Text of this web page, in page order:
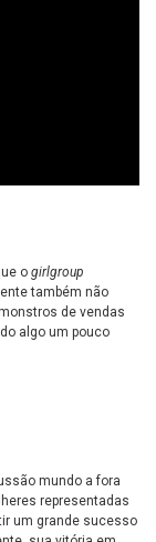
o girlgroup
também não
de vendas
algo um pouco
mundo a fora
representadas
um grande sucesso